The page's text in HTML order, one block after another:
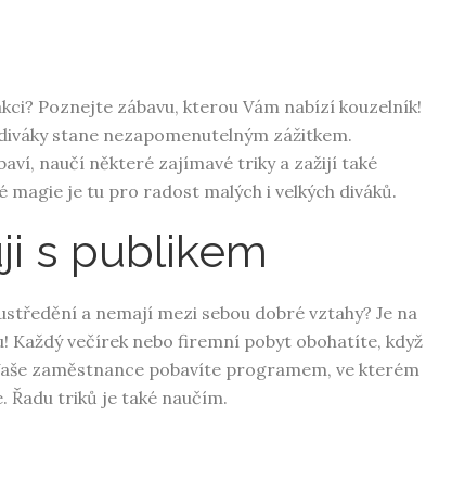
Poznejte zábavu, kterou Vám nabízí kouzelník!
stane nezapomenutelným zážitkem.
naučí některé zajímavé triky a zažijí také
je tu pro radost malých i velkých diváků.
s publikem
a nemají mezi sebou dobré vztahy? Je na
večírek nebo firemní pobyt obohatíte, když
zaměstnance pobavíte programem, ve kterém
Řadu triků je také naučím.